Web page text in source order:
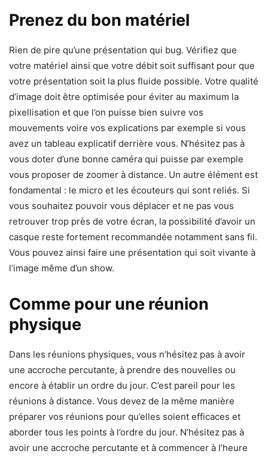
Prenez du bon matériel
Rien de pire qu’une présentation qui bug. Vérifiez que
votre matériel ainsi que votre débit soit suffisant pour que
votre présentation soit la plus fluide possible. Votre qualité
d’image doit être optimisée pour éviter au maximum la
pixellisation et que l’on puisse bien suivre vos
mouvements voire vos explications par exemple si vous
avez un tableau explicatif derrière vous. N’hésitez pas à
vous doter d’une bonne caméra qui puisse par exemple
vous proposer de zoomer à distance. Un autre élément est
fondamental : le micro et les écouteurs qui sont reliés. Si
vous souhaitez pouvoir vous déplacer et ne pas vous
retrouver trop près de votre écran, la possibilité d’avoir un
casque reste fortement recommandée notamment sans fil.
Vous pouvez ainsi faire une présentation qui soit vivante à
l’image même d’un show.
Comme pour une réunion
physique
Dans les réunions physiques, vous n’hésitez pas à avoir
une accroche percutante, à prendre des nouvelles ou
encore à établir un ordre du jour. C’est pareil pour les
réunions à distance. Vous devez de la même manière
préparer vos réunions pour qu’elles soient efficaces et
aborder tous les points à l’ordre du jour. N’hésitez pas à
avoir une accroche percutante et à commencer à l’heure